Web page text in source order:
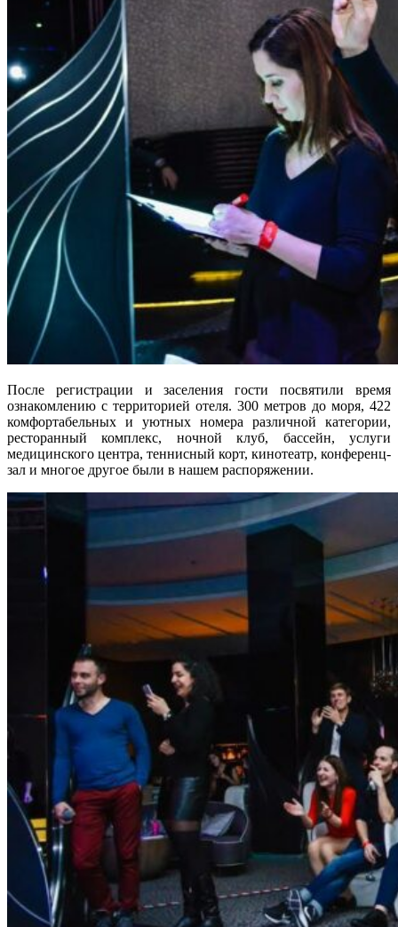
После регистрации и заселения гости посвятили время
ознакомлению с территорией отеля. 300 метров до моря, 422
комфортабельных и уютных номера различной категории,
ресторанный комплекс, ночной клуб, бассейн, услуги
медицинского центра, теннисный корт, кинотеатр, конференц-
зал и многое другое были в нашем распоряжении.